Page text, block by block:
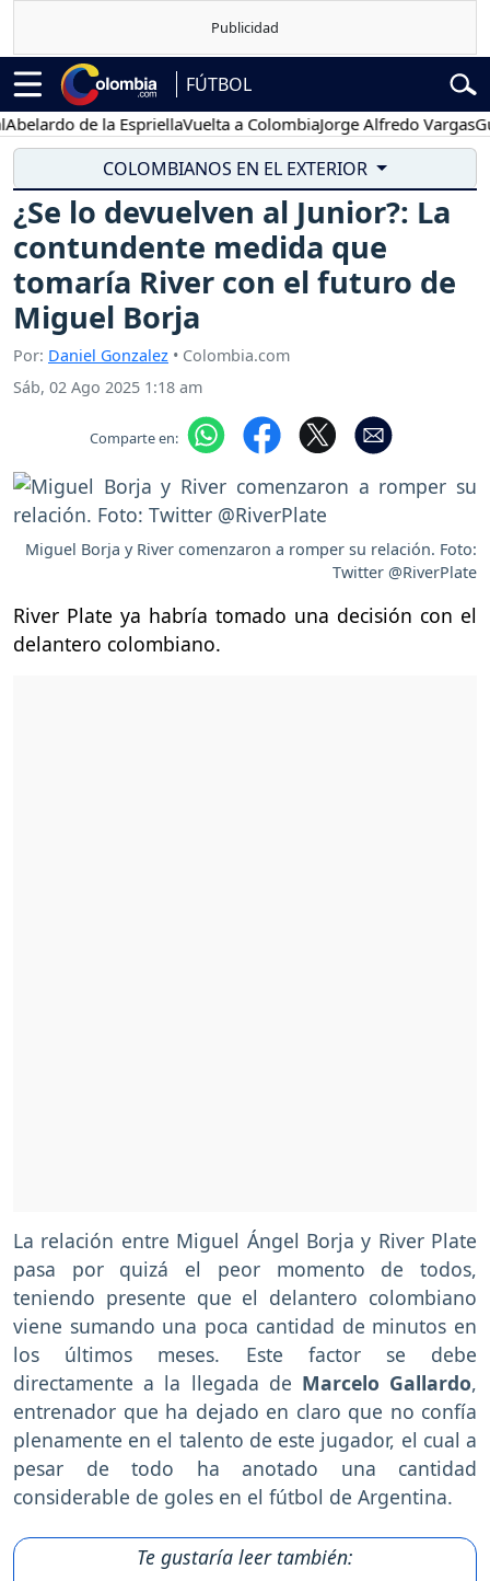
FÚTBOL
de la EspriellaVuelta a ColombiaJorge Alfredo Vargas
COLOMBIANOS EN EL EXTERIOR
¿Se lo devuelven al Junior?: La
contundente medida que
tomaría River con el futuro de
Miguel Borja
Por: Daniel Gonzalez • Colombia.com
Sáb, 02 Ago 2025 1:18 am
Comparte en:
Miguel Borja y River comenzaron a romper su relación. Foto:
Twitter @RiverPlate
River Plate ya habría tomado una decisión con el
delantero colombiano.
La relación entre Miguel Ángel Borja y River Plate
pasa por quizá el peor momento de todos,
teniendo presente que el delantero colombiano
viene sumando una poca cantidad de minutos en
los últimos meses. Este factor se debe
directamente a la llegada de Marcelo Gallardo,
entrenador que ha dejado en claro que no confía
plenamente en el talento de este jugador, el cual a
pesar de todo ha anotado una cantidad
considerable de goles en el fútbol de Argentina.
Te gustaría leer también: